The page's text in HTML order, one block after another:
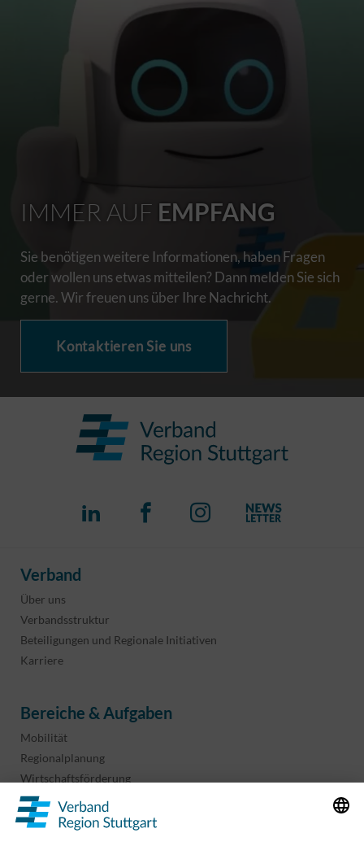
IMMER AUF EMPFANG
Sie benötigen weitere Informationen, haben Fragen
oder wollen uns etwas mitteilen? Dann melden Sie sich
gerne. Wir freuen uns über Ihre Nachricht.
Kontaktieren Sie uns
Verband
Über uns
Verbandsstruktur
Beteiligungen und Regionale Initiativen
Karriere
Bereiche & Aufgaben
Mobilität
Regionalplanung
Wirtschaftsförderung
Sport und Kultur